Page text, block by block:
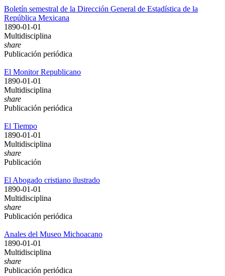
Boletín semestral de la Dirección General de Estadística de la
República Mexicana
1890-01-01
Multidisciplina
share
Publicación periódica
El Monitor Republicano
1890-01-01
Multidisciplina
share
Publicación periódica
El Tiempo
1890-01-01
Multidisciplina
share
Publicación
El Abogado cristiano ilustrado
1890-01-01
Multidisciplina
share
Publicación periódica
Anales del Museo Michoacano
1890-01-01
Multidisciplina
share
Publicación periódica